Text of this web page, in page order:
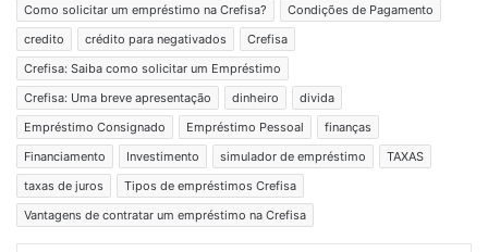
Como solicitar um empréstimo na Crefisa?
Condições de Pagamento
credito
crédito para negativados
Crefisa
Crefisa: Saiba como solicitar um Empréstimo
Crefisa: Uma breve apresentação
dinheiro
divida
Empréstimo Consignado
Empréstimo Pessoal
finanças
Financiamento
Investimento simulador de empréstimo
TAXAS
taxas de juros
Tipos de empréstimos Crefisa
Vantagens de contratar um empréstimo na Crefisa